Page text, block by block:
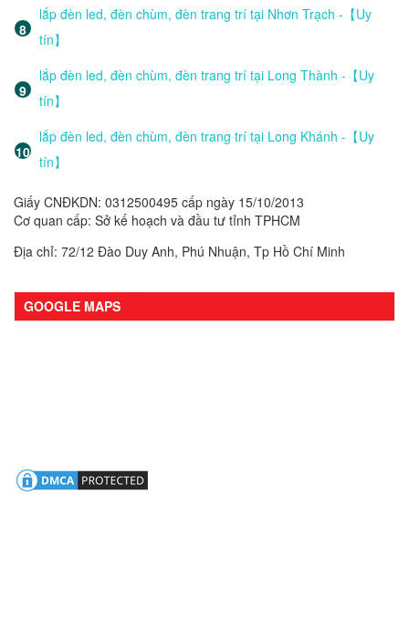
lắp đèn led, đèn chùm, đèn trang trí tại Nhơn Trạch -【Uy
tín】
lắp đèn led, đèn chùm, đèn trang trí tại Long Thành -【Uy
tín】
lắp đèn led, đèn chùm, đèn trang trí tại Long Khánh -【Uy
tín】
Giấy CNĐKDN: 0312500495 cấp ngày 15/10/2013
Cơ quan cấp: Sở kế hoạch và đầu tư tỉnh TPHCM
Địa chỉ: 72/12 Đào Duy Anh, Phú Nhuận, Tp Hồ Chí Minh
GOOGLE MAPS